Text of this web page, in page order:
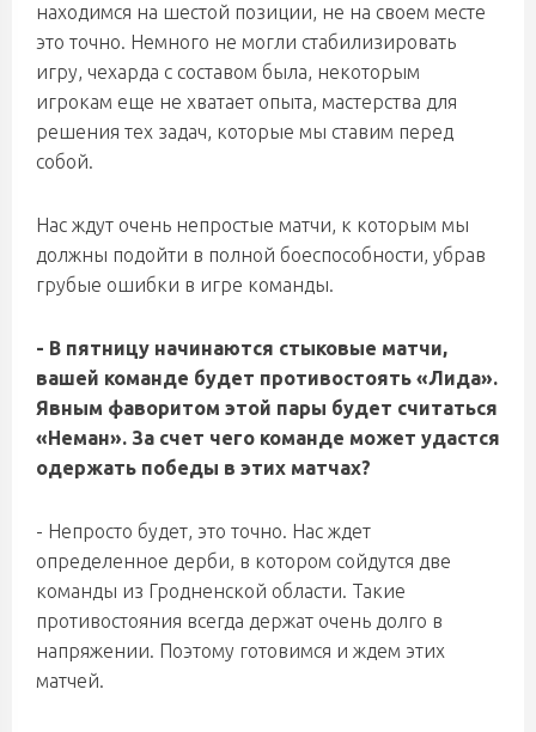
находимся на шестой позиции, не на своем месте
это точно. Немного не могли стабилизировать
игру, чехарда с составом была, некоторым
игрокам еще не хватает опыта, мастерства для
решения тех задач, которые мы ставим перед
собой.
Нас ждут очень непростые матчи, к которым мы
должны подойти в полной боеспособности, убрав
грубые ошибки в игре команды.
- В пятницу начинаются стыковые матчи,
вашей команде будет противостоять «Лида».
Явным фаворитом этой пары будет считаться
«Неман». За счет чего команде может удастся
одержать победы в этих матчах?
- Непросто будет, это точно. Нас ждет
определенное дерби, в котором сойдутся две
команды из Гродненской области. Такие
противостояния всегда держат очень долго в
напряжении. Поэтому готовимся и ждем этих
матчей.